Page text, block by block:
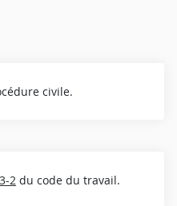
civile.
2 du code du travail.